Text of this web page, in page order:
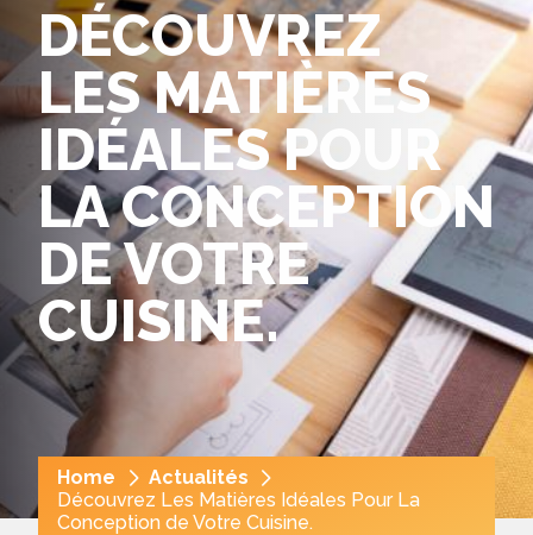
Fil
d'Ariane
Home
Actualités
Découvrez Les Matières Idéales Pour La
Conception de Votre Cuisine.
DÉCOUVREZ
LES MATIÈRES
IDÉALES POUR
LA CONCEPTION
DE VOTRE
CUISINE.